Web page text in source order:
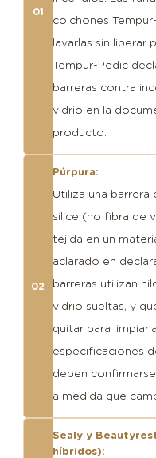
funda
01
colchones
lavarlas sin liberar
Tempur-Pedic
barreras contra
vidrio en la
producto.
02
Púrpura:
Utiliza una barrera
sílice (no fibra de
tejida en un
aclarado en
barreras utilizan
vidrio sueltas, y
quitar para
especificaciones
deben
a medida que
Sealy y
híbridos):